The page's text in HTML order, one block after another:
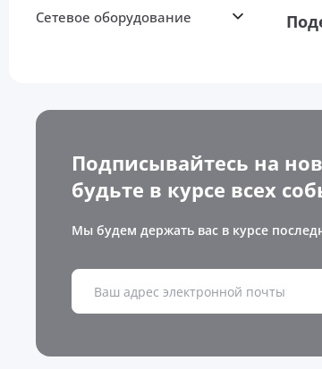
Сетевое оборудование
Подписывайтесь на
будьте в курсе всех
Мы будем держать вас в курсе